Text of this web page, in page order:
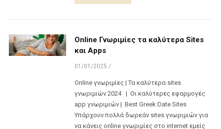
Online Γνωριμίες τα καλύτερα Sites
και Apps
01/01/2025 /
Online γνωριμίες | Τα καλύτερα sites
γνωριμιών 2024 | Οι καλύτερες εφαρμογές
app γνωριμιών | Best Greek Date Sites
Υπάρχουν πολλά δωρεάν sites γνωριμιών για
να κάνεις online γνωριμίες στο internet εμείς